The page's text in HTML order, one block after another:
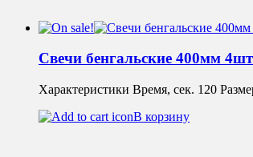
Свечи бенгальские 400мм
Характеристики Время, сек. 120
В корзину